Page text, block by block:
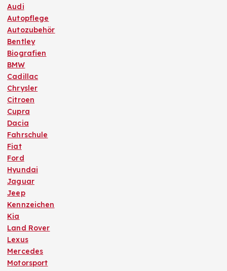
Audi
Autopflege
Autozubehör
Bentley
Biografien
BMW
Cadillac
Chrysler
Citroen
Cupra
Dacia
Fahrschule
Fiat
Ford
Hyundai
Jaguar
Jeep
Kennzeichen
Kia
Land Rover
Lexus
Mercedes
Motorsport